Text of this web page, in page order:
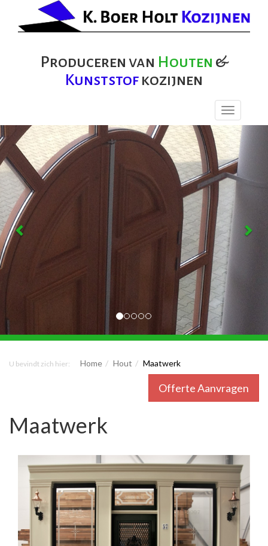
Produceren van Houten &
Kunststof kozijnen
Toggle
navigation
U bevindt zich hier: Home Hout Maatwerk
Offerte Aanvragen
Maatwerk